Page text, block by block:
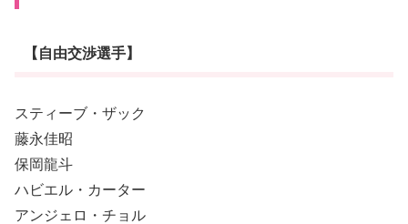
【自由交渉選手】
スティーブ・ザック
藤永佳昭
保岡龍斗
ハビエル・カーター
アンジェロ・チョル